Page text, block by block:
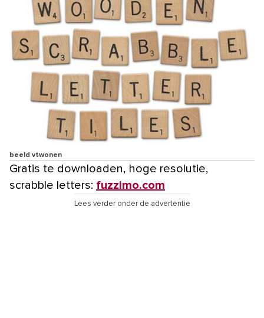
beeld vtwonen
Gratis te downloaden, hoge resolutie,
scrabble letters: fuzzimo.com
Lees verder onder de advertentie